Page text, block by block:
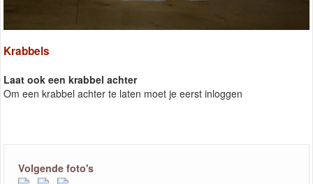
Krabbels
Laat ook een krabbel achter
Om een krabbel achter te laten moet je eerst inloggen
Volgende foto's